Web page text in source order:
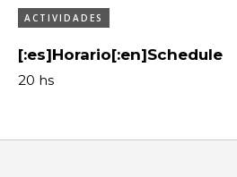
Feria
Formación
Letras
ACTIVIDADES
[:es]Horario[:en]Schedule
20 hs